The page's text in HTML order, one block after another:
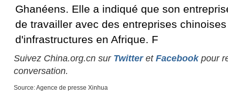
Ghanéens. Elle a indiqué que son
de travailler avec des entreprises
d'infrastructures en Afrique. F
Suivez China.org.cn sur Twitteret Facebookpour
conversation.
Source: Agence de presse Xinhua